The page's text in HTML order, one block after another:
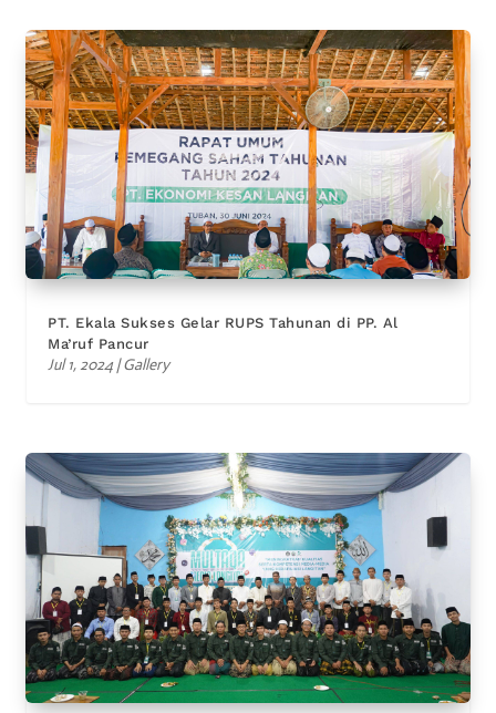
PT. Ekala Sukses Gelar RUPS Tahunan di PP. Al
Ma’ruf Pancur
Jul 1, 2024|Gallery